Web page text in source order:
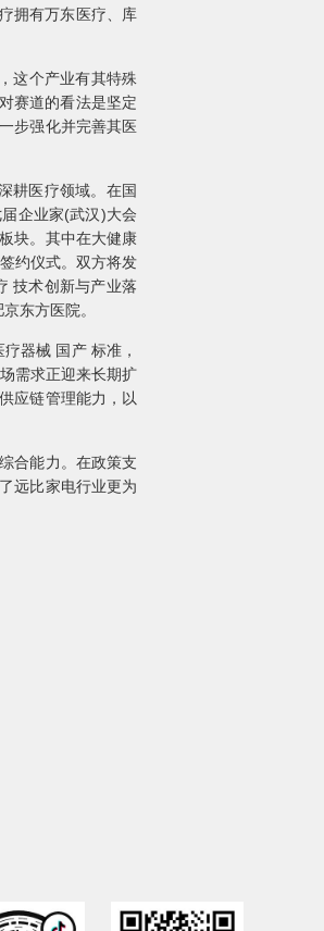
拥有万东医疗、库
这个产业有其特殊
赛道的看法是坚定
步强化并完善其医
耕医疗领域。在国
企业家(武汉)大会
块。其中在大健康
约仪式。双方将发
技术创新与产业落
东方医院。
器械 国产 标准，
需求正迎来长期扩
应链管理能力，以
合能力。在政策支
远比家电行业更为